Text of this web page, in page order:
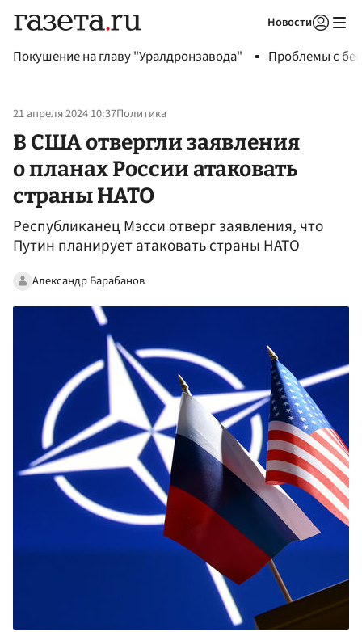
Новости
Покушение на главу "Уралдронзавода" Проблемы с
21 апреля 2024 10:37Политика
В США отвергли заявления
о планах России атаковать
страны НАТО
Республиканец Мэсси отверг заявления, что
Путин планирует атаковать страны НАТО
Александр Барабанов